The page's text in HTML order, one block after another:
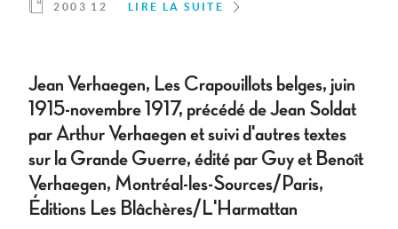
2003 12 LIRE LA SUITE
Jean Verhaegen, Les Crapouillots belges, juin
1915-novembre 1917, précédé de Jean Soldat
par Arthur Verhaegen et suivi d'autres textes
sur la Grande Guerre, édité par Guy et Benoît
Verhaegen, Montréal-les-Sources/Paris,
Éditions Les Blâchères/L'Harmattan